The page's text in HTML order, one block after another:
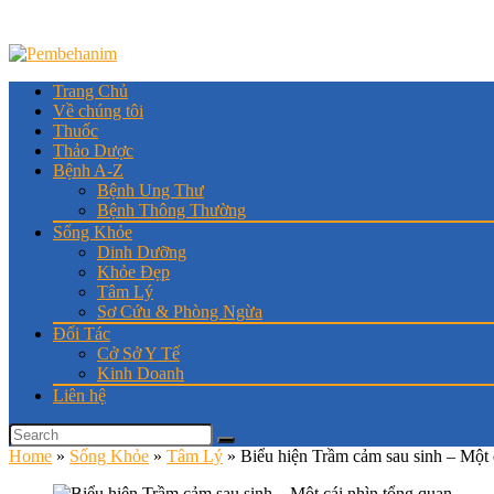
Trang Chủ
Về chúng tôi
Thuốc
Thảo Dược
Bệnh A-Z
Bệnh Ung Thư
Bệnh Thông Thường
Sống Khỏe
Dinh Dưỡng
Khỏe Đẹp
Tâm Lý
Sơ Cứu & Phòng Ngừa
Đối Tác
Cở Sở Y Tế
Kinh Doanh
Liên hệ
Home » Sống Khỏe » Tâm Lý » Biểu hiện Trầm cảm sau sinh – Một